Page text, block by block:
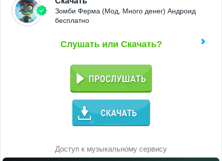
Зомби Ферма (Мод, Много денег) Андроид
бесплатно
Слушать или Скачать?
Доступ к музыкальному сервису